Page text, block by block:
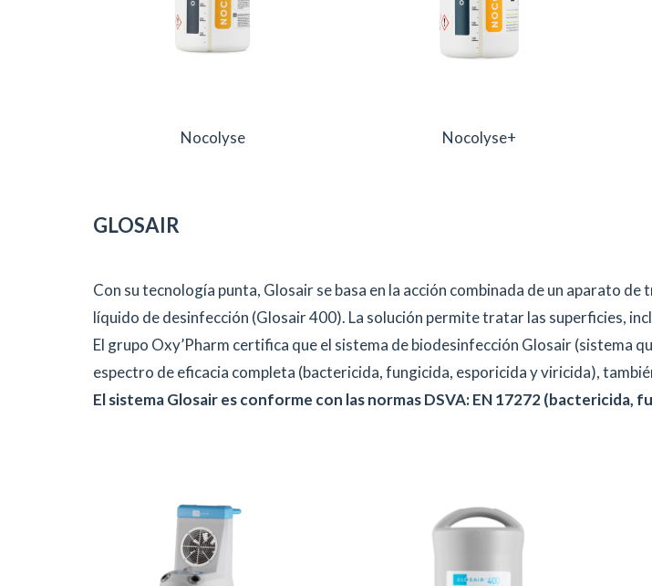
Nocolyse Nocolyse+
GLOSAIR
Con su tecnología punta, Glosair se basa en la acción combinada de un aparato
líquido de desinfección (Glosair 400). La solución permite tratar las superficies,
El grupo Oxy’Pharm certifica que el sistema de biodesinfección Glosair (sistema
espectro de eficacia completa (bactericida, fungicida, esporicida y viricida),
El sistema Glosair es conforme con las normas DSVA: EN 17272 (bactericida,